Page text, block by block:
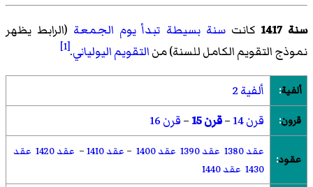
سنة 1417 كانتسنة بسيطة تبدأ يوم الجمعة (الرابط يظهر
نموذج التقويم الكامل للسنة) منالتقويم اليولياني.
[1]
ألفية: ألفية 2
قرون: قرن 14 –قرن 15 –قرن 16
عقود:
عقد 1380 عقد 1390 عقد 1400 – عقد 1410 – عقد 1420
عقد
1430 عقد 1440